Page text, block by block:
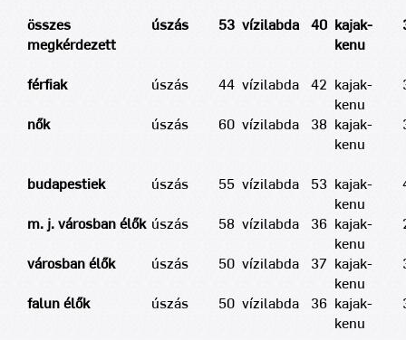
összes
megkérdezett
úszás 53 vízilabda 40
kajak-
kenu
férfiak úszás 44 vízilabda 42
kajak-
kenu
nők úszás 60 vízilabda 38
kajak-
kenu
budapestiek úszás 55 vízilabda 53
kajak-
kenu
m. j. városban élők úszás 58 vízilabda 36
kajak-
kenu
városban élők úszás 50 vízilabda 37
kajak-
kenu
falun élők úszás 50 vízilabda 36
kajak-
kenu